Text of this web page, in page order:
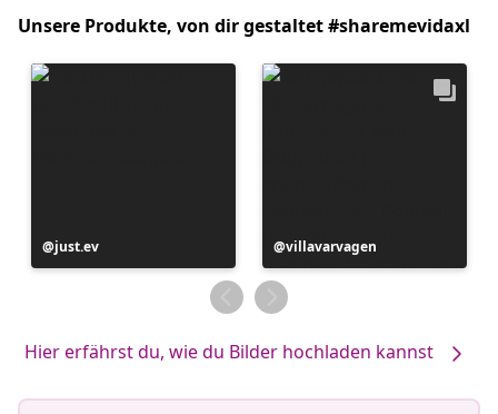
Unsere Produkte, von dir gestaltet #sharemevidaxl
Beitrag
veröffentlicht
just.ev
Beitrag
veröffentlicht
von
villavarvagen
Hier erfährst du, wie du Bilder hochladen kannst